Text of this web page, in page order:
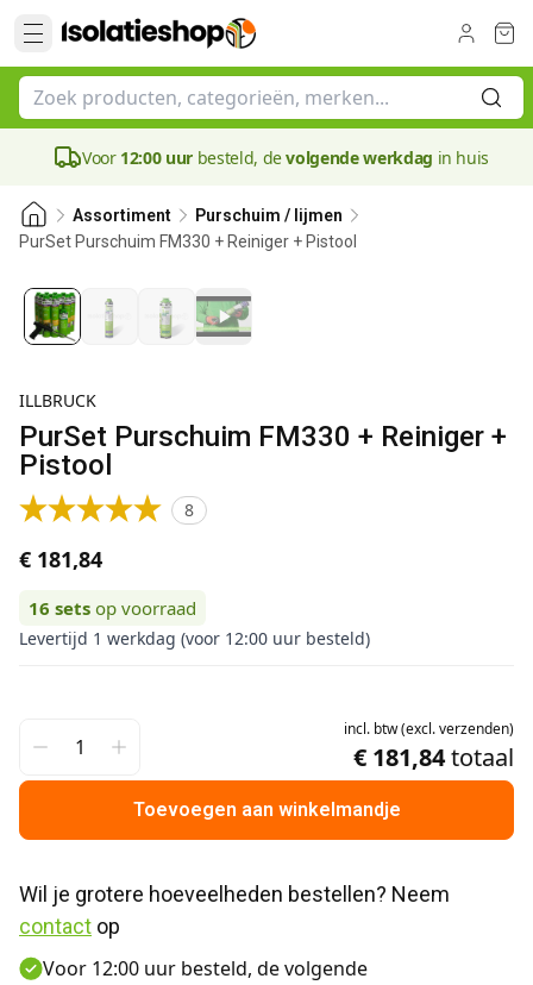
Voor 12:00 uur besteld, devolgende werkdag in huis
Assortiment
Purschuim / lijmen
PurSet Purschuim FM330 + Reiniger + Pistool
ILLBRUCK
PurSet Purschuim FM330 + Reiniger +
Pistool
8
€ 181,84
16 sets op voorraad
Levertijd 1 werkdag (voor 12:00 uur besteld)
incl. btw(excl.verzenden)
€ 181,84totaal
Toevoegen aan winkelmandje
contact op
Voor 12:00 uur besteld, de volgende